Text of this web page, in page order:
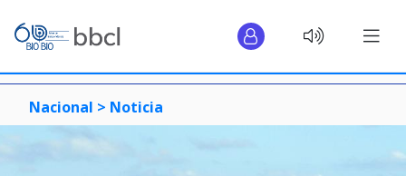
Nacional > Noticia